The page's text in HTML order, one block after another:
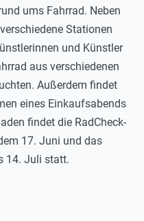
ums Fahrrad. Neben
Stationen
und Künstler
aus verschiedenen
Außerdem findet
eines Einkaufsabends
findet die RadCheck-
17. Juni und das
14. Juli statt.